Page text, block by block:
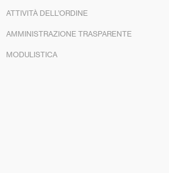
ATTIVITÀ DELL’ORDINE
AMMINISTRAZIONE TRASPARENTE
MODULISTICA